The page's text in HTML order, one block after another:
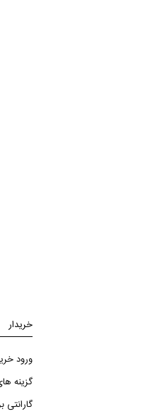
خریدار
ورود
گزینه
گارانتی